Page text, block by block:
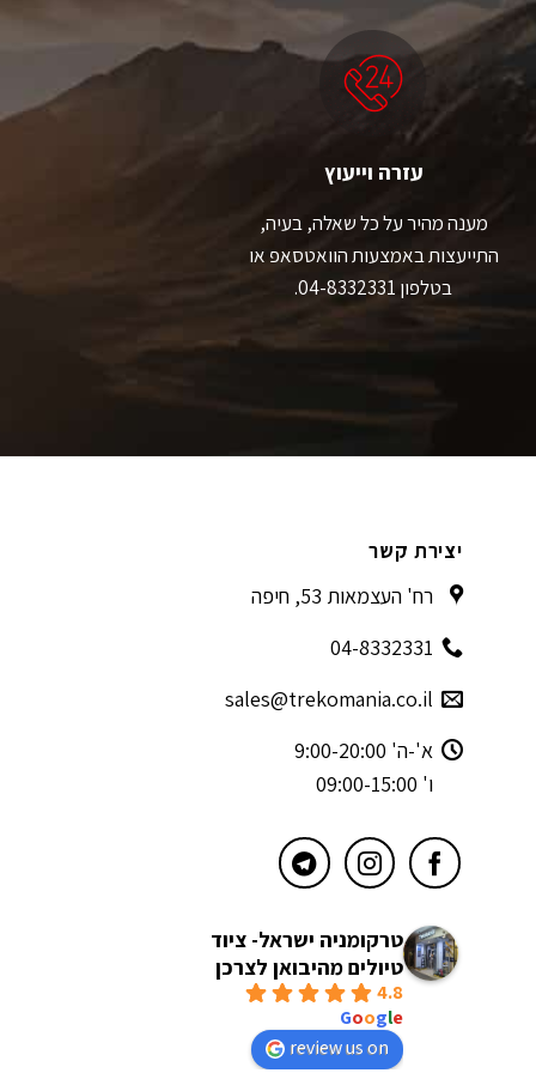
לבחור
את
האפשרויות
בעמוד
המוצר
את
האפשרויות
עזרה וייעוץ
מענה מהיר על כל שאלה, בעיה,
התייעצות באמצעות הוואטסאפ או
בטלפון 04-8332331.
יצירת קשר
רח' העצמאות 53, חיפה
04-8332331
sales@trekomania.co.il
א'-ה' 9:00-20:00
ו' 09:00-15:00
טרקומניה ישראל- ציוד
טיולים מהיבואן לצרכן
4.8
Google
review us on